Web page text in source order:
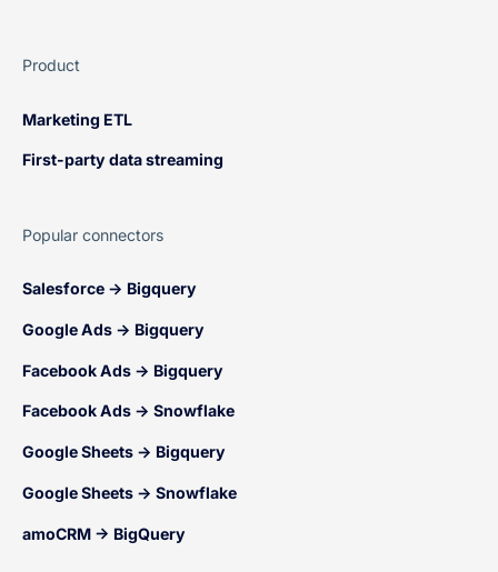
Product
Marketing ETL
First-party data streaming
Popular connectors
Salesforce → Bigquery
Google Ads → Bigquery
Facebook Ads → Bigquery
Facebook Ads → Snowflake
Google Sheets → Bigquery
Google Sheets → Snowflake
amoCRM → BigQuery